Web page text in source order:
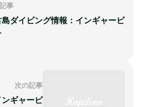
事
ダイビング情報：インギャービ
次の記事
ギャービ